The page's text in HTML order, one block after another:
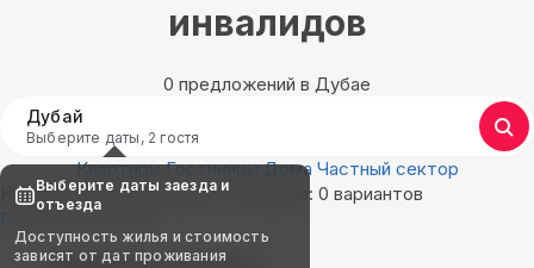
инвалидов
0 предложений в Дубае
Дубай
Выберите даты, 2 гостя
Квартиры Гостиницы Дома Частный сектор
Найдём, где остановиться в Дубае: 0 вариантов
Показать на карте
Выберите даты заезда и
отъезда
Доступность жилья и стоимость
зависят от дат проживания